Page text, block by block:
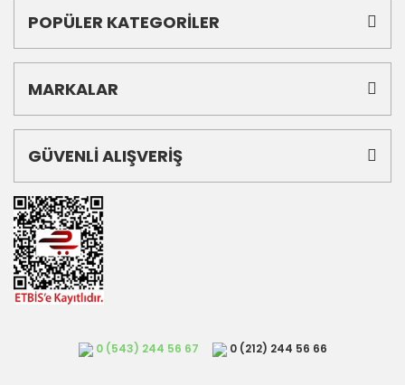
POPÜLER KATEGORİLER
MARKALAR
GÜVENLİ ALIŞVERİŞ
0 (543) 244 56 67 0 (212) 244 56 66